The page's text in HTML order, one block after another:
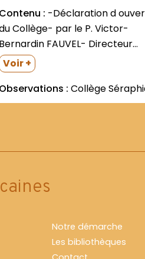
Contenu :
Collège- par le P. Victor-
Bernardin FAUVEL- Directeur
1895) -Travaux
effectués au Collège: liste- avec
coût de chaque opération
-Liste d élèves -
certains...
Voir +
Observations : Collège
Notre démarche
Les bibliothèques